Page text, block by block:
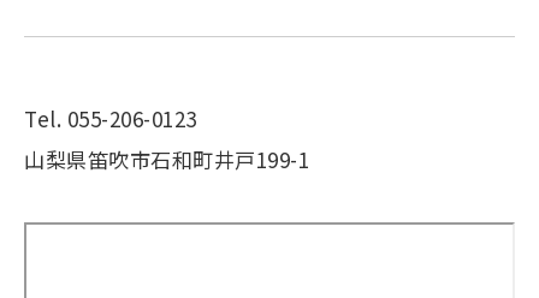
Tel. 055-206-0123
山梨県笛吹市石和町井戸199-1